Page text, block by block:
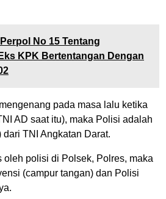
Perpol No 15 Tentang
KPK Bertentangan Dengan
pada masa lalu ketika
AD saat itu), maka Polisi adalah
TNI Angkatan Darat.
oleh polisi di Polsek, Polres, maka
(campur tangan) dan Polisi